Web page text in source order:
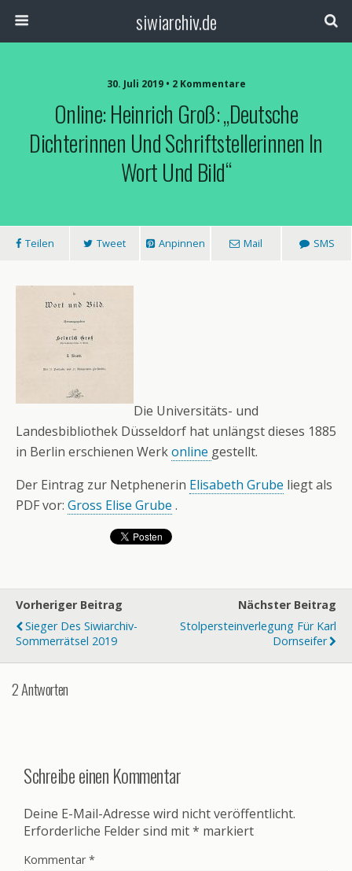
siwiarchiv.de
30. Juli 2019 • 2 Kommentare
Online: Heinrich Groß: „Deutsche
Dichterinnen Und Schriftstellerinnen In
Wort Und Bild“
Teilen Tweet Anpinnen Mail SMS
Die Universitäts- und
Landesbibliothek Düsseldorf hat unlängst dieses 1885
in Berlin erschienen Werkonline gestellt.
Der Eintrag zur Netphenerin Elisabeth Grube liegt als
PDF vor: Gross Elise Grube .
Vorheriger Beitrag
Sieger Des Siwiarchiv-
Sommerrätsel 2019
Nächster Beitrag
Stolpersteinverlegung Für Karl
Dornseifer
2 Antworten
Schreibe einen Kommentar
Deine E-Mail-Adresse wird nicht veröffentlicht.
Erforderliche Felder sind mit* markiert
Kommentar*